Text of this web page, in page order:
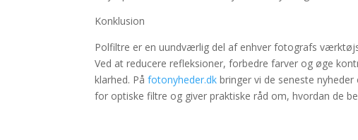
Konklusion
Polfiltre er en uundværlig del af enhver fotografs
Ved at reducere refleksioner, forbedre farver og øge
klarhed. Påfotonyheder.dk bringer vi de seneste
for optiske filtre og giver praktiske råd om, hvordan de